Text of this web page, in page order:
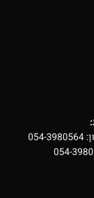
054-3980564
054-